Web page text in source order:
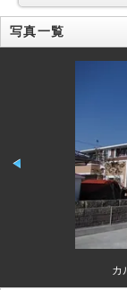
写真一覧
カ